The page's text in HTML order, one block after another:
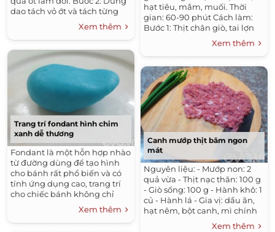
dao tách vỏ ớt và tách từng
cánh hoa rời phần hột....
Xem thêm
Trang trí fondant hình chim
xanh dễ thương
Fondant là một hỗn hợp nhào
từ đường dùng để tạo hình
cho bánh rất phổ biến và có
tính ứng dụng cao, trang trí
cho chiếc bánh không chỉ
đẹp lung linh từ những chi
tiết nhỏ mà còn dùng được...
Xem thêm
hạt tiêu, mắm, muối. Thời
gian: 60-90 phút Cách làm:
Bước 1: Thịt chân giò, tai lợn
làm sạch, thái miếng nhỏ,
Xem thêm
Canh mướp thịt băm ngon
mát
Nguyên liệu: - Mướp non: 2
quả vừa - Thịt nạc thăn: 100 g
- Giò sống: 100 g - Hành khô: 1
củ - Hành lá - Gia vị: dầu ăn,
hạt nêm, bột canh, mì chính
Cách làm: Bước 1: Thịt nạc...
Xem thêm